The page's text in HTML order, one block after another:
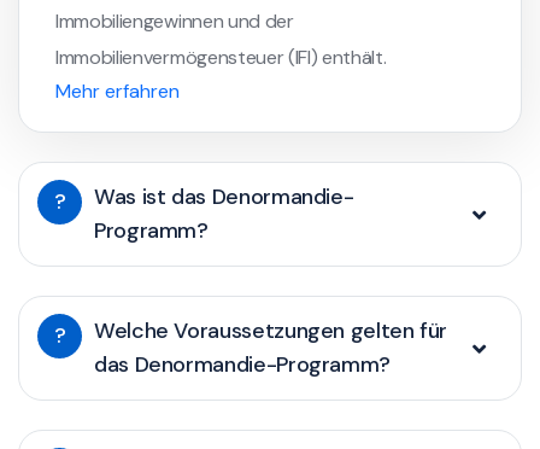
Immobiliengewinnen und der
Immobilienvermögensteuer (IFI) enthält.
Mehr erfahren
?
Was ist das Denormandie-
Programm?
?
Welche Voraussetzungen gelten für
das Denormandie-Programm?